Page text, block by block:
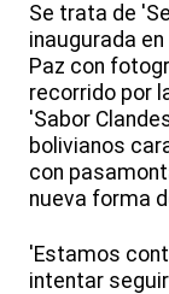
Se trata de
inaugurada
Paz con
recorrido por
'Sabor
bolivianos
con
nueva forma
'Estamos
intentar